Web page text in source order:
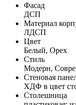
Фасад
ДСП
Материал
ЛДСП
Цвет
Белый, Орех
Стиль
Модерн,
Стеновая
ХДФ в цвет
Столешница